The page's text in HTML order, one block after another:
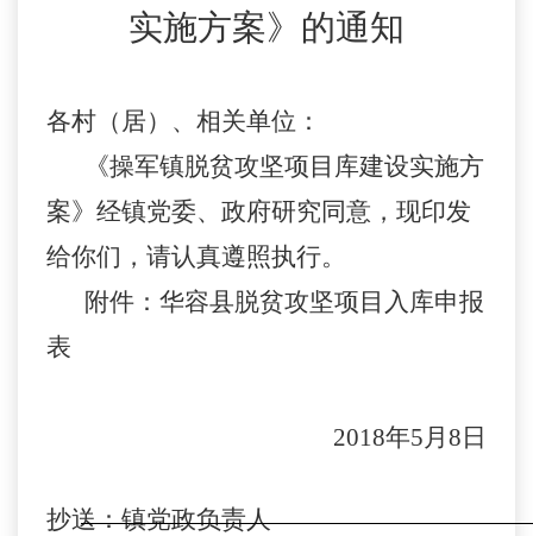
实施方案》的通知
各村（居）、相关单位：
《操军镇脱贫攻坚项目库建设实施方
案》经镇党委、政府研究同意，现印发
给你们，请认真遵照执行。
附件：华容县脱贫攻坚项目入库申报
表
2018年5月8日
抄送：镇党政负责人